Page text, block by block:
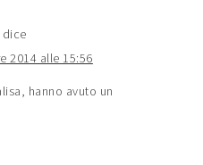
dice
2014 alle 15:56
hanno avuto un